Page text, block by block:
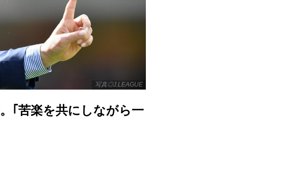
写真◎J.LEAGUE
｢苦楽を共にしながら一